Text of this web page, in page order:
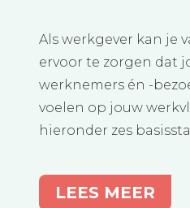
Als werkgever kan je
ervoor te zorgen dat
werknemers én -
voelen op jouw
hieronder zes
LEES MEER